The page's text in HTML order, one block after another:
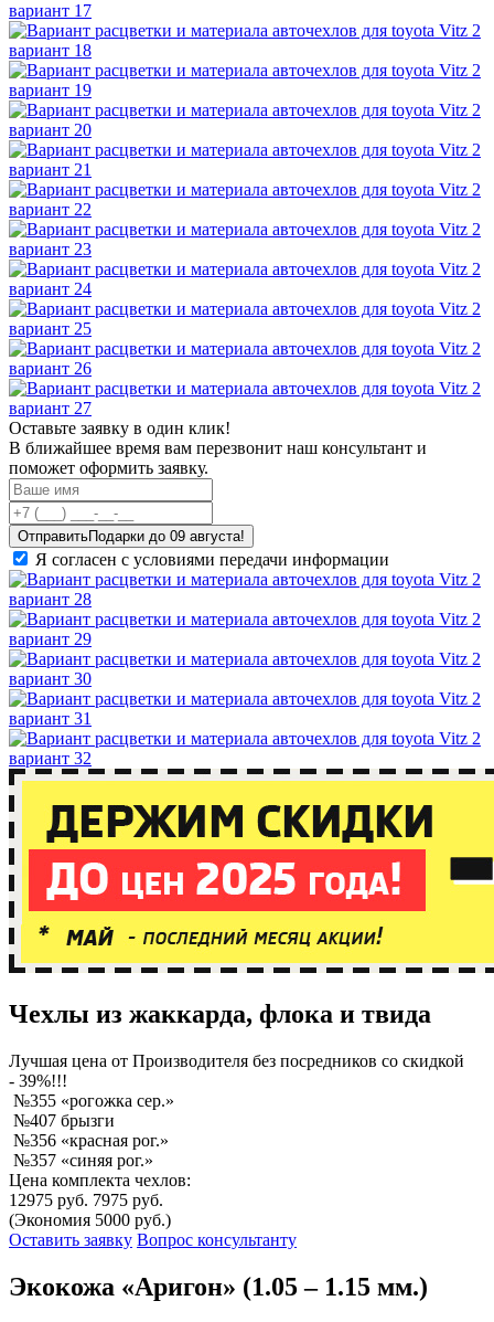
Оставьте заявку в один клик!
В ближайшее время вам перезвонит наш консультант и
поможет оформить заявку.
Отправить
Я согласен с условиями передачи информации
Чехлы из жаккарда, флока и твида
Лучшая цена от Производителя без посредников со скидкой
- 39%!!!
№355 «рогожка сер.»
№407 брызги
№356 «красная рог.»
№357 «синяя рог.»
Цена комплекта чехлов:
12975 руб. 7975 руб.
(Экономия 5000 руб.)
Оставить заявку Вопрос консультанту
Экокожа «Аригон» (1.05 – 1.15 мм.)